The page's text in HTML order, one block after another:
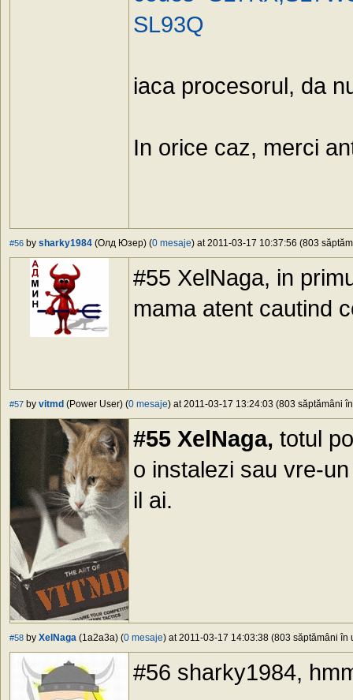
SL93Q
iaca procesorul, da
In orice caz, merci
#56 by sharky1984 (Олд Юзер) (0 mesaje) at 2011-03-17 10:37:56 (803
#55 XelNaga, in
mama atent cautind
#57 by vitmd (Power User) (0 mesaje) at 2011-03-17 13:24:03 (803 săptămâni
#55 XelNaga, totul
o instalezi sau vre-
il ai.
#58 by XelNaga (1a2a3a) (0 mesaje) at 2011-03-17 14:03:38 (803 săptămâni în
#56 sharky1984,